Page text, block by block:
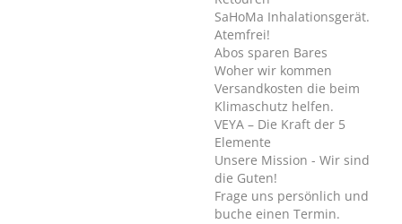
SaHoMa Inhalationsgerät.
Atemfrei!
Abos sparen Bares
Woher wir kommen
Versandkosten die beim
Klimaschutz helfen.
VEYA – Die Kraft der 5
Elemente
Unsere Mission - Wir sind
die Guten!
Frage uns persönlich und
buche einen Termin.